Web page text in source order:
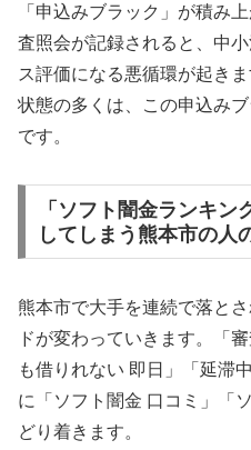
「申込みブラック」が積み
査照会が記録されると、中
ス評価になる悪循環が起き
状態の多くは、この申込み
です。
「ソフト闇金ランキ
してしまう熊本市の人
熊本市で大手を連続で落と
ドが変わっていきます。「
も借りれない 即日」「延滞
に「ソフト闇金 口コミ」「
どり着きます。